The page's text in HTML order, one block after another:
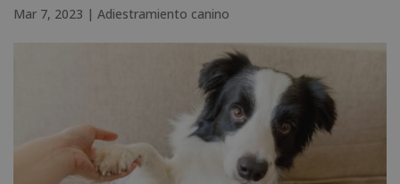
Mar 7, 2023 | Adiestramiento canino